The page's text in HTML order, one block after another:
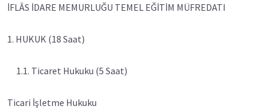
İFLÂS İDARE MEMURLUĞU TEMEL EĞİTİM MÜFREDATI
1. HUKUK (18 Saat)
1.1. Ticaret Hukuku (5 Saat)
Ticari İşletme Hukuku